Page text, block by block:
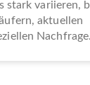
stark variieren,
aktuellen
Nachfrage.